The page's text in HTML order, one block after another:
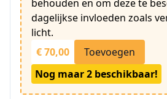
behouden en om deze te
dagelijkse invloeden zoals
licht.
€ 70,00
Toevoegen
Nog maar 2 beschikbaar!